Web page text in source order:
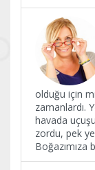
olduğu için
zamanlardı.
havada
zordu, pek
Boğazımıza